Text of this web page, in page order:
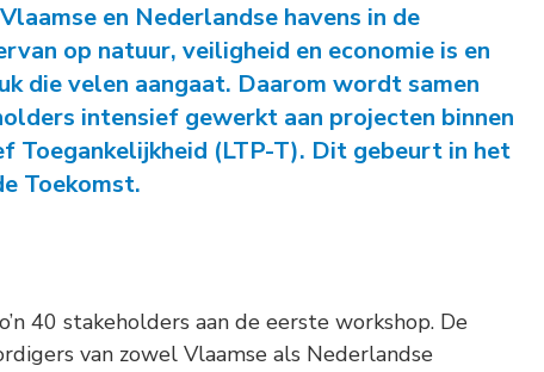
en Nederlandse havens in de
op natuur, veiligheid en economie is en
die velen aangaat. Daarom wordt samen
intensief gewerkt aan projecten binnen
Toegankelijkheid (LTP-T). Dit gebeurt in het
Toekomst.
40 stakeholders aan de eerste workshop. De
van zowel Vlaamse als Nederlandse